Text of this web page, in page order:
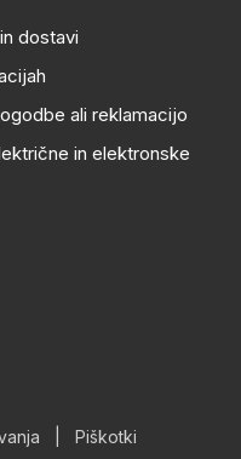
dostavi
ali reklamacijo
in elektronske
Piškotki